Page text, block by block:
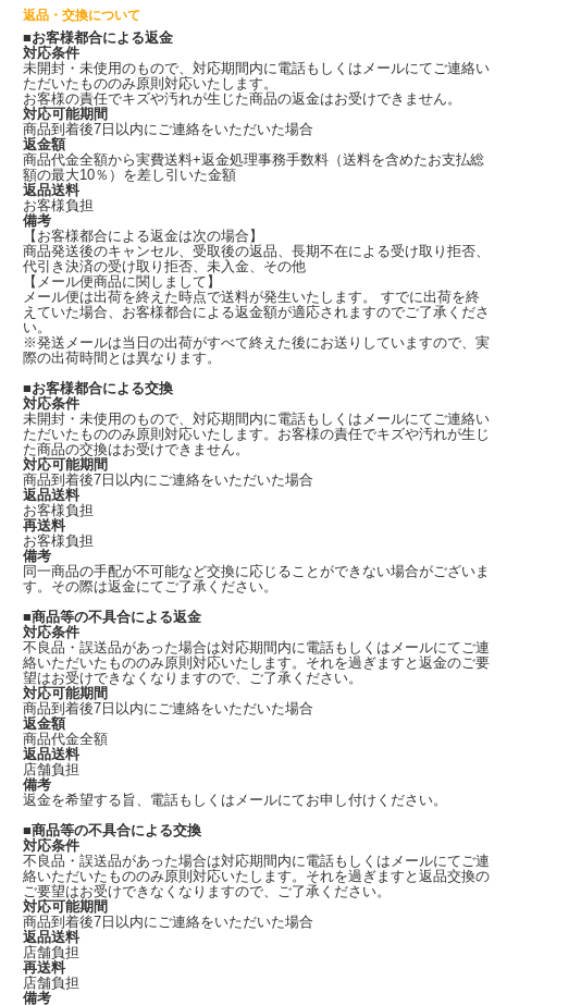
返品・交換について
■お客様都合による返金
対応条件
未開封・未使用のもので、対応期間内に電話もしくはメールにてご連絡い
ただいたもののみ原則対応いたします。
お客様の責任でキズや汚れが生じた商品の返金はお受けできません。
対応可能期間
商品到着後7日以内にご連絡をいただいた場合
返金額
商品代金全額から実費送料+返金処理事務手数料（送料を含めたお支払総
額の最大10％）を差し引いた金額
返品送料
お客様負担
備考
【お客様都合による返金は次の場合】
商品発送後のキャンセル、受取後の返品、長期不在による受け取り拒否、
代引き決済の受け取り拒否、未入金、その他
【メール便商品に関しまして】
メール便は出荷を終えた時点で送料が発生いたします。 すでに出荷を終
えていた場合、お客様都合による返金額が適応されますのでご了承くださ
い。
※発送メールは当日の出荷がすべて終えた後にお送りしていますので、実
際の出荷時間とは異なります。
■お客様都合による交換
対応条件
未開封・未使用のもので、対応期間内に電話もしくはメールにてご連絡い
ただいたもののみ原則対応いたします。お客様の責任でキズや汚れが生じ
た商品の交換はお受けできません。
対応可能期間
商品到着後7日以内にご連絡をいただいた場合
返品送料
お客様負担
再送料
お客様負担
備考
同一商品の手配が不可能など交換に応じることができない場合がございま
す。その際は返金にてご了承ください。
■商品等の不具合による返金
対応条件
不良品・誤送品があった場合は対応期間内に電話もしくはメールにてご連
絡いただいたもののみ原則対応いたします。それを過ぎますと返金のご要
望はお受けできなくなりますので、ご了承ください。
対応可能期間
商品到着後7日以内にご連絡をいただいた場合
返金額
商品代金全額
返品送料
店舗負担
備考
返金を希望する旨、電話もしくはメールにてお申し付けください。
■商品等の不具合による交換
対応条件
不良品・誤送品があった場合は対応期間内に電話もしくはメールにてご連
絡いただいたもののみ原則対応いたします。それを過ぎますと返品交換の
ご要望はお受けできなくなりますので、ご了承ください。
対応可能期間
商品到着後7日以内にご連絡をいただいた場合
返品送料
店舗負担
再送料
店舗負担
備考